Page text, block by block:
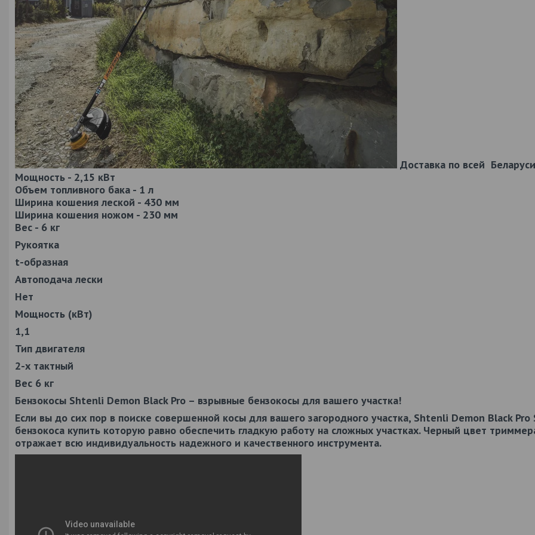
Доставка по всей
Мощность - 2,15 кВт
Объем топливного бака - 1 л
Ширина кошения леской - 430 мм
Ширина кошения ножом - 230 мм
Вес - 6 кг
Рукоятка
t-образная
Автоподача лески
Нет
Мощность (кВт)
1,1
Тип двигателя
2-х тактный
Вес 6 кг
Бензокосы Shtenli Demon Black Pro – взрывные бензокосы для вашего участка!
Если вы до сих пор в поиске совершенной косы для вашего загородного участка, Shtenli Demon Black Pro
бензокоса купить которую равно обеспечить гладкую работу на сложных участках. Черный цвет
отражает всю индивидуальность надежного и качественного инструмента.